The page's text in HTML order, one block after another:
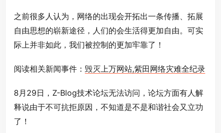
之前很多人认为，网络的出现会开拓出一条传播、拓展
自由思想的崭新途径，人们的会生活得更加自由。可实
际上并非如此，我们被控制的更加牢靠了！
阅读相关新闻事件： 毁灭上万网站,紫田网络灾难全纪录
8月29日，Z-Blog技术论坛无法访问，论坛方面有人解
释说由于不可抗拒原因，不知道是不是和谐社会又立功
了！